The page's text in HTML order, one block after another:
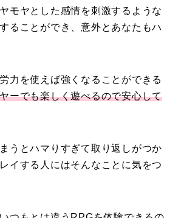
モヤとした感情を刺激するような
ることができ、意外とあなたもハ
力を使えば強くなることができる
ーでも楽しく遊べるので安心して
うとハマりすぎて取り返しがつか
イする人にはそんなことに気をつ